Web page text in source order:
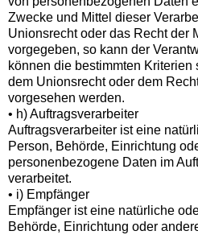
Zwecke und Mittel dieser
Unionsrecht oder das Recht der
vorgegeben, so kann der
können die bestimmten
dem Unionsrecht oder dem
vorgesehen werden.
• h) Auftragsverarbeiter
Auftragsverarbeiter ist eine
Person, Behörde, Einrichtung
personenbezogene Daten im
verarbeitet.
• i) Empfänger
Empfänger ist eine natürliche
Behörde, Einrichtung oder